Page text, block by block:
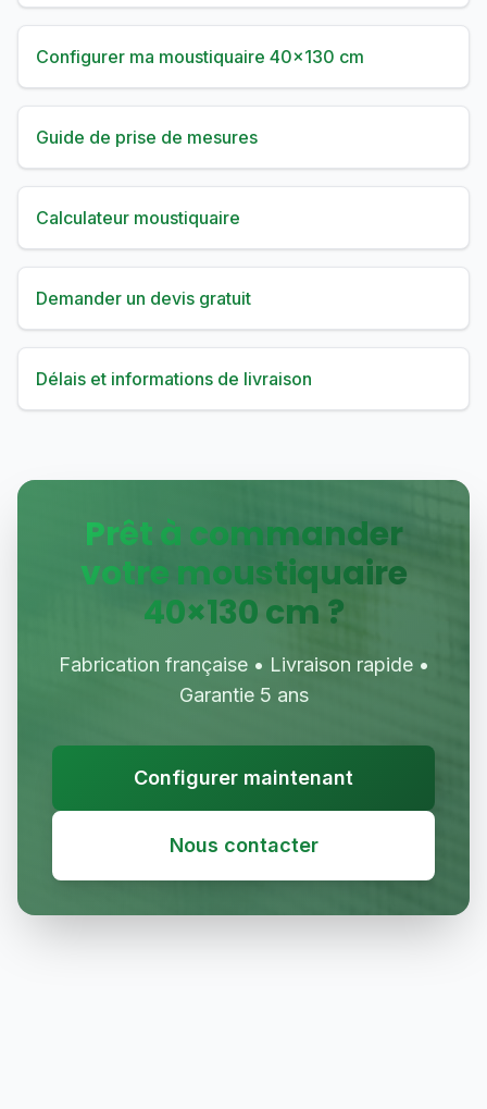
Configurer ma moustiquaire 40×130 cm
Guide de prise de mesures
Calculateur moustiquaire
Demander un devis gratuit
Délais et informations de livraison
Prêt à commander
votre moustiquaire
40×130cm ?
Fabrication française • Livraison rapide •
Garantie 5 ans
Configurer maintenant
Nous contacter